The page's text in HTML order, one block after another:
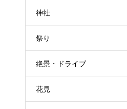
神社
祭り
絶景・ドライブ
花見